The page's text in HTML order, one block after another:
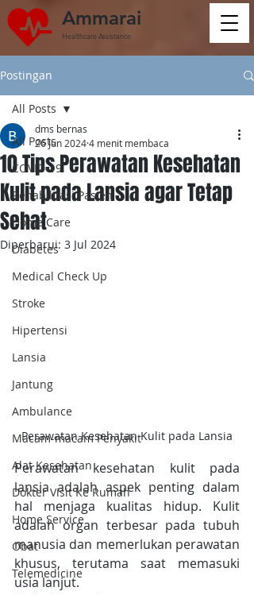
Ammarai
Healthcare Assistance
Postingan
All Posts
COVID-19
Rehabilitasi Pasien
Home Care
Diabetes
Medical Check Up
Stroke
Hipertensi
Lansia
Jantung
Ambulance
Macam-macam Penyakit
Alat Kesehatan
Dokter Visit Ke Rumah
Home Service
Obat
Telemedicine
All Posts
10 Tips Perawatan Kesehatan
Kulit pada Lansia agar Tetap
Sehat
dms bernas
26 Jun 20244 menit membaca
Diperbarui: 3 Jul 2024
Perawatan Kesehatan Kulit pada Lansia
Perawatan kesehatan kulit pada
lansia adalah aspek penting dalam
hal menjaga kualitas hidup. Kulit
adalah organ terbesar pada tubuh
manusia dan memerlukan perawatan
khusus, terutama saat memasuki
usia lanjut.